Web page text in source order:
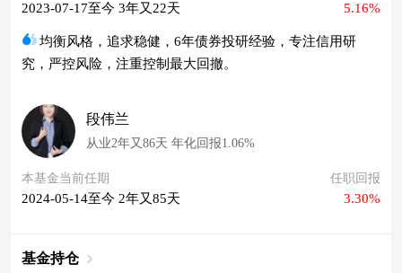
2023-07-17至今 3年又22天 5.16%
均衡风格，追求稳健，6年债券投研经验，专注信用研
究，严控风险，注重控制最大回撤。
段伟兰
从业2年又86天 年化回报1.06%
本基金当前任期
2024-05-14至今 2年又85天
任职回报
3.30%
基金持仓